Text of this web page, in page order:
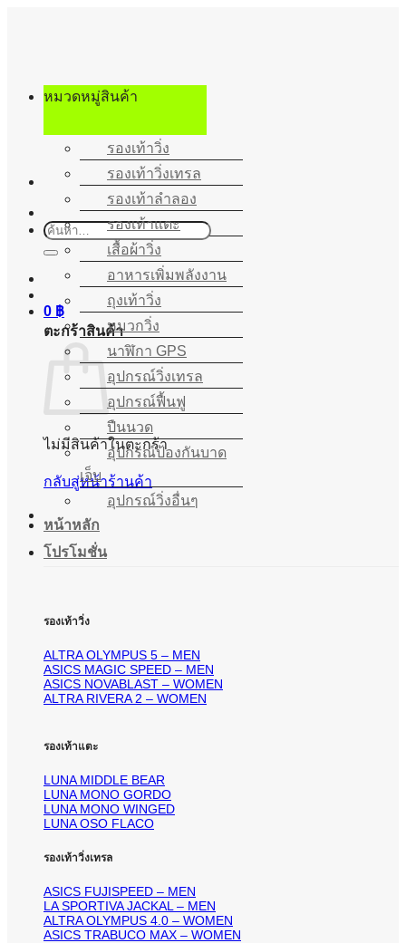
เนื้อหา
ค้นหา:
0 ฿
ตะกร้าสินค้า
ไม่มีสินค้าในตะกร้า
กลับสู่หน้าร้านค้า
หมวดหมู่สินค้า
รองเท้าวิ่ง
รองเท้าวิ่งเทรล
รองเท้าลำลอง
รองเท้าแตะ
เสื้อผ้าวิ่ง
อาหารเพิ่มพลังงาน
ถุงเท้าวิ่ง
หมวกวิ่ง
นาฬิกา GPS
อุปกรณ์วิ่งเทรล
อุปกรณ์ฟื้นฟู
ปืนนวด
อุปกรณ์ป้องกันบาด
เจ็บ
อุปกรณ์วิ่งอื่นๆ
หน้าหลัก
โปรโมชั่น
รองเท้าวิ่ง
ALTRA OLYMPUS 5 – MEN
ASICS MAGIC SPEED – MEN
ASICS NOVABLAST – WOMEN
ALTRA RIVERA 2 – WOMEN
รองเท้าแตะ
LUNA MIDDLE BEAR
LUNA MONO GORDO
LUNA MONO WINGED
LUNA OSO FLACO
รองเท้าวิ่งเทรล
ASICS FUJISPEED – MEN
LA SPORTIVA JACKAL – MEN
ALTRA OLYMPUS 4.0 – WOMEN
ASICS TRABUCO MAX – WOMEN